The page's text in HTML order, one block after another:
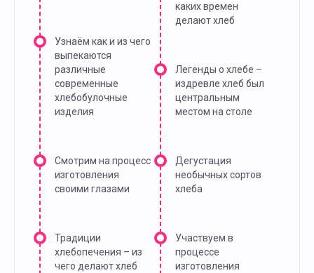
Узнаём как и из чего
выпекаются
различные
современные
хлебобулочные
изделия
Смотрим на процесс
изготовления
своими глазами
Традиции
хлебопечения – из
чего делают хлеб
каких времен
делают хлеб
Легенды о хлебе –
издревле хлеб был
центральным
местом на столе
Дегустация
необычных сортов
хлеба
Участвуем в
процессе
изготовления